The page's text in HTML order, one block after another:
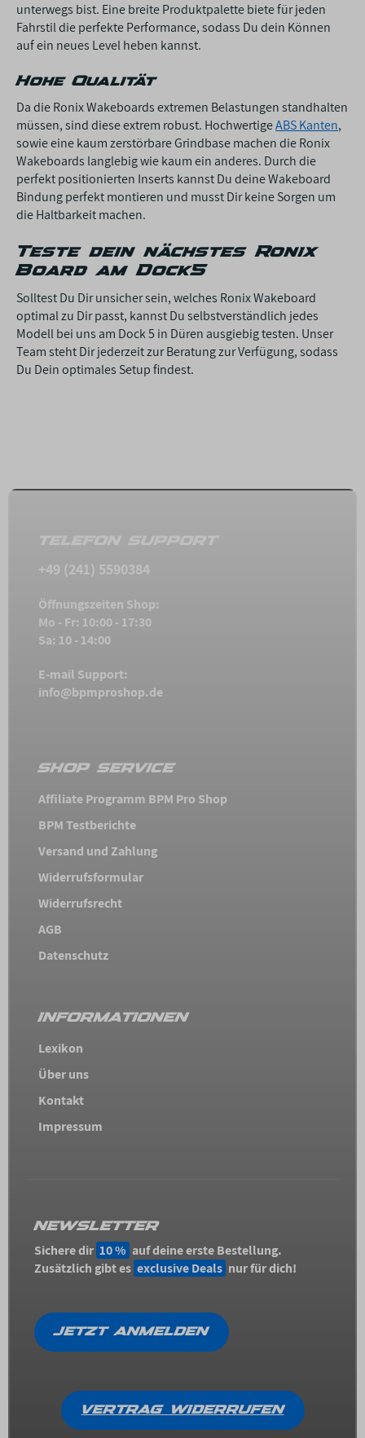
unterwegs bist. Eine breite Produktpalette biete für jeden
Fahrstil die perfekte Performance, sodass Du dein Können
auf ein neues Level heben kannst.
Hohe Qualität
Da die Ronix Wakeboards extremen Belastungen standhalten
müssen, sind diese extrem robust. HochwertigeABS Kanten,
sowie eine kaum zerstörbare Grindbase machen die Ronix
Wakeboards langlebig wie kaum ein anderes. Durch die
perfekt positionierten Inserts kannst Du deine Wakeboard
Bindung perfekt montieren und musst Dir keine Sorgen um
die Haltbarkeit machen.
Teste dein nächstes Ronix
Board am Dock5
Solltest Du Dir unsicher sein, welches Ronix Wakeboard
optimal zu Dir passt, kannst Du selbstverständlich jedes
Modell bei uns am Dock 5 in Düren ausgiebig testen. Unser
Team steht Dir jederzeit zur Beratung zur Verfügung, sodass
Du Dein optimales Setup findest.
TELEFON SUPPORT
+49 (241) 5590384
Öffnungszeiten Shop:
Mo - Fr: 10:00 - 17:30
Sa: 10 - 14:00
E-mail Support:
info@bpmproshop.de
SHOP SERVICE
Affiliate Programm BPM Pro Shop
BPM Testberichte
Versand und Zahlung
Widerrufsformular
Widerrufsrecht
AGB
Datenschutz
INFORMATIONEN
Lexikon
Über uns
Kontakt
Impressum
NEWSLETTER
Sichere dir 10 % auf deine erste Bestellung.
Zusätzlich gibt es exclusive Deals nur für dich!
JETZT ANMELDEN
VERTRAG WIDERRUFEN